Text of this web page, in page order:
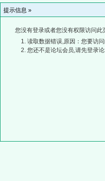
提示信息 »
您没有登录或者您没有权限访问
读取数据错误,原因：您要访
您还不是论坛会员,请先登录